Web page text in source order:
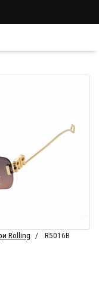
Rolling R5016B